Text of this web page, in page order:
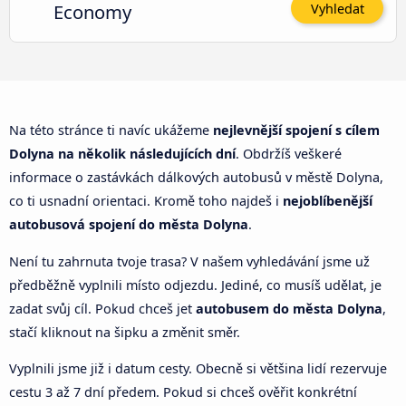
Economy Vyhledat
Na této stránce ti navíc ukážeme nejlevnější spojení s cílem
Dolyna na několik následujících dní. Obdržíš veškeré
informace o zastávkách dálkových autobusů v městě Dolyna,
co ti usnadní orientaci. Kromě toho najdeš i nejoblíbenější
autobusová spojení do města Dolyna.
Není tu zahrnuta tvoje trasa? V našem vyhledávání jsme už
předběžně vyplnili místo odjezdu. Jediné, co musíš udělat, je
zadat svůj cíl. Pokud chceš jet autobusem do města Dolyna,
stačí kliknout na šipku a změnit směr.
Vyplnili jsme již i datum cesty. Obecně si většina lidí rezervuje
cestu 3 až 7 dní předem. Pokud si chceš ověřit konkrétní